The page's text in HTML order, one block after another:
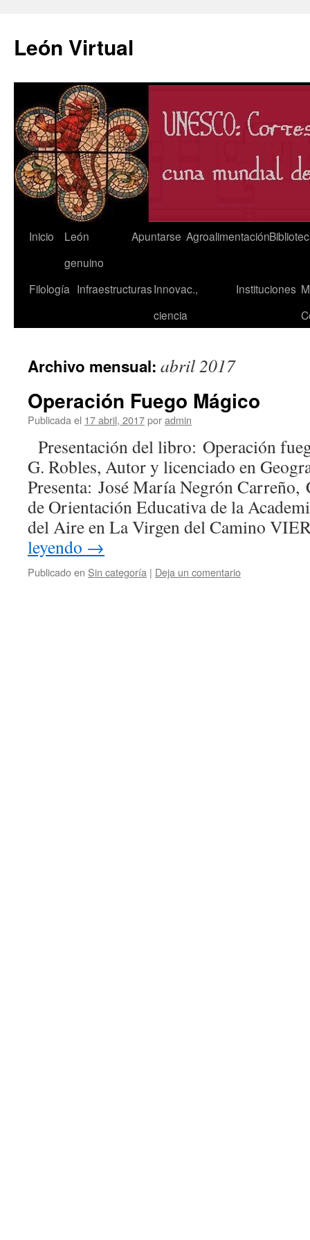
León Virtual
Saltar
contenido
Inicio
León
genuino
Apuntarse Agroalimentación
Filología InfraestructurasInnovac.,
ciencia
Instituciones
Archivo mensual: abril 2017
Operación Fuego Mágico
Publicada el 17 abril, 2017poradmin
Presentación del libro: Operación
G. Robles, Autor y licenciado en
Presenta: José María Negrón Carreño,
de Orientación Educativa de la
del Aire en La Virgen del Camino
leyendo →
Publicado en Sin categoría | Deja un comentario